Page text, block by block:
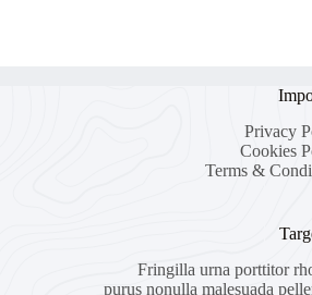
Privacy
Cookies
Terms &
Fringilla urna porttitor
purus nonulla malesuada